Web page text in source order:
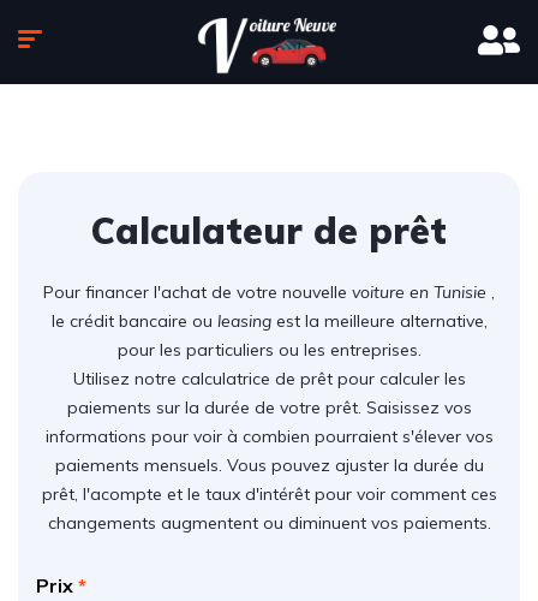
Calculateur de prêt
Pour financer l'achat de votre nouvelle voiture en Tunisie ,
le crédit bancaire ou leasingest la meilleure alternative,
pour les particuliers ou les entreprises.
Utilisez notre calculatrice de prêt pour calculer les
paiements sur la durée de votre prêt. Saisissez vos
informations pour voir à combien pourraient s'élever vos
paiements mensuels. Vous pouvez ajuster la durée du
prêt, l'acompte et le taux d'intérêt pour voir comment ces
changements augmentent ou diminuent vos paiements.
Prix *